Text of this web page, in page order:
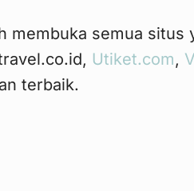
membuka semua
Utiket.com,
terbaik.